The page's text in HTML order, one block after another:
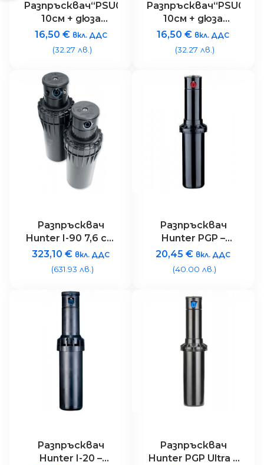
Разпръсквач“PSU04″
10см + дюза
„MP800SR360“,
радиус 1.5 – 3.5 м.,
рег. сектор (360
гр.), лайм зеленa
16,50 € вкл. ДДС
(32.27 лв.)
Разпръсквач“PSU04″
10см + дюза
„MP800SR90“,
радиус 1.5 – 3.5 м.,
рег. сектор
оранжева
16,50€ вкл. ДДС
(32.27 лв.)
Разпръсквач
Hunter I-90 7,6 см,
рег. сектор
(40~360 º), радиус
(20.4 – 27.4м)
323,10€ вкл. ДДС
(631.93 лв.)
Разпръсквач
Hunter PGP –
радуис (6,7-15,8
метра)
20,45€ вкл. ДДС
(40.00 лв.)
Разпръсквач
Hunter I-20 –
Разпръсквач
Hunter PGP Ultra –